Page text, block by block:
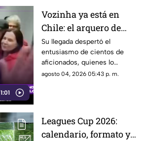
1:01
Vozinha ya está en
Chile: el arquero de
Cabo Verde se acerca a
convertirse en refuerzo
de Colo Colo
Su llegada despertó el
entusiasmo de cientos de
aficionados, quienes lo
recibieron con cánticos y
agosto 04, 2026 05:43 p. m.
Leagues Cup 2026:
calendario, formato y